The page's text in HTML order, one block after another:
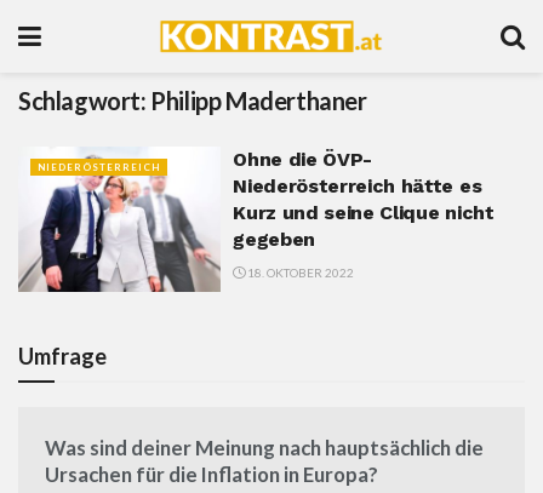
Schlagwort: Philipp Maderthaner
NIEDERÖSTERREICH
Ohne die ÖVP-
Niederösterreich hätte es
Kurz und seine Clique nicht
gegeben
18. OKTOBER 2022
Umfrage
Was sind deiner Meinung nach hauptsächlich die
Ursachen für die Inflation in Europa?